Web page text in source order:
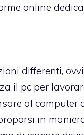
online
differenti,
il pc per
al computer
in